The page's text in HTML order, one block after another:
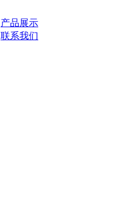
产品展示
联系我们